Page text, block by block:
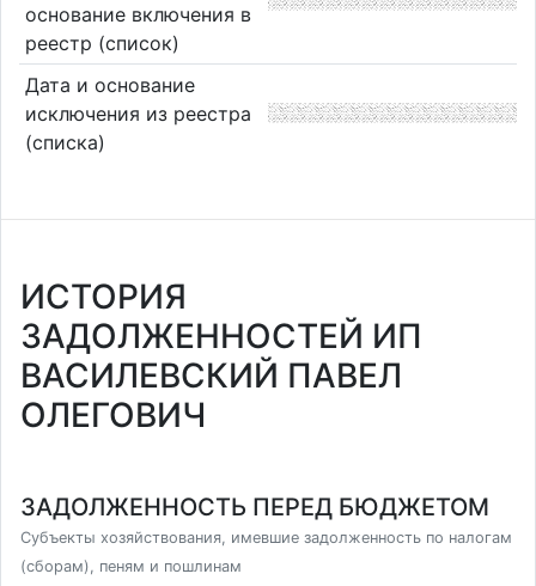
основание включения в
реестр (список)
Дата и основание
исключения из реестра
(списка)
ИСТОРИЯ
ЗАДОЛЖЕННОСТЕЙ ИП
ВАСИЛЕВСКИЙ ПАВЕЛ
ОЛЕГОВИЧ
ЗАДОЛЖЕННОСТЬ ПЕРЕД БЮДЖЕТОМ
Субъекты хозяйствования, имевшие задолженность по налогам
(сборам), пеням и пошлинам